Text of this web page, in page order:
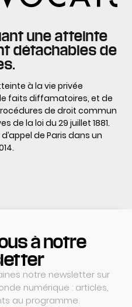
une atteinte
détachables de
à la vie privée
faits diffamatoires, et de
de droit commun
de la loi du 29 juillet 1881.
de Paris dans un
à notre
notre newsletter sur
numérique : articles,
au programme.